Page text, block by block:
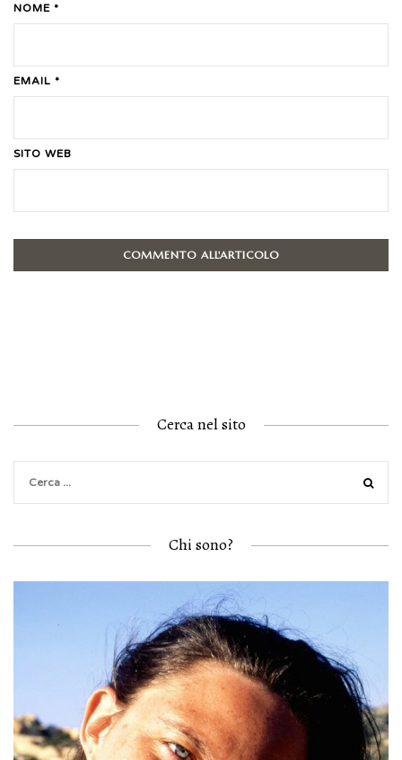
NOME *
EMAIL *
SITO WEB
Cerca nel sito
Chi sono?